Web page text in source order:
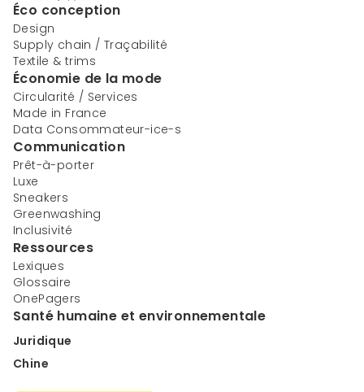
Éco conception
Design
Supply chain / Traçabilité
Textile & trims
Économie de la mode
Circularité / Services
Made in France
Data Consommateur-ice-s
Communication
Prêt-à-porter
Luxe
Sneakers
Greenwashing
Inclusivité
Ressources
Lexiques
Glossaire
OnePagers
Santé humaine et environnementale
Juridique
Chine